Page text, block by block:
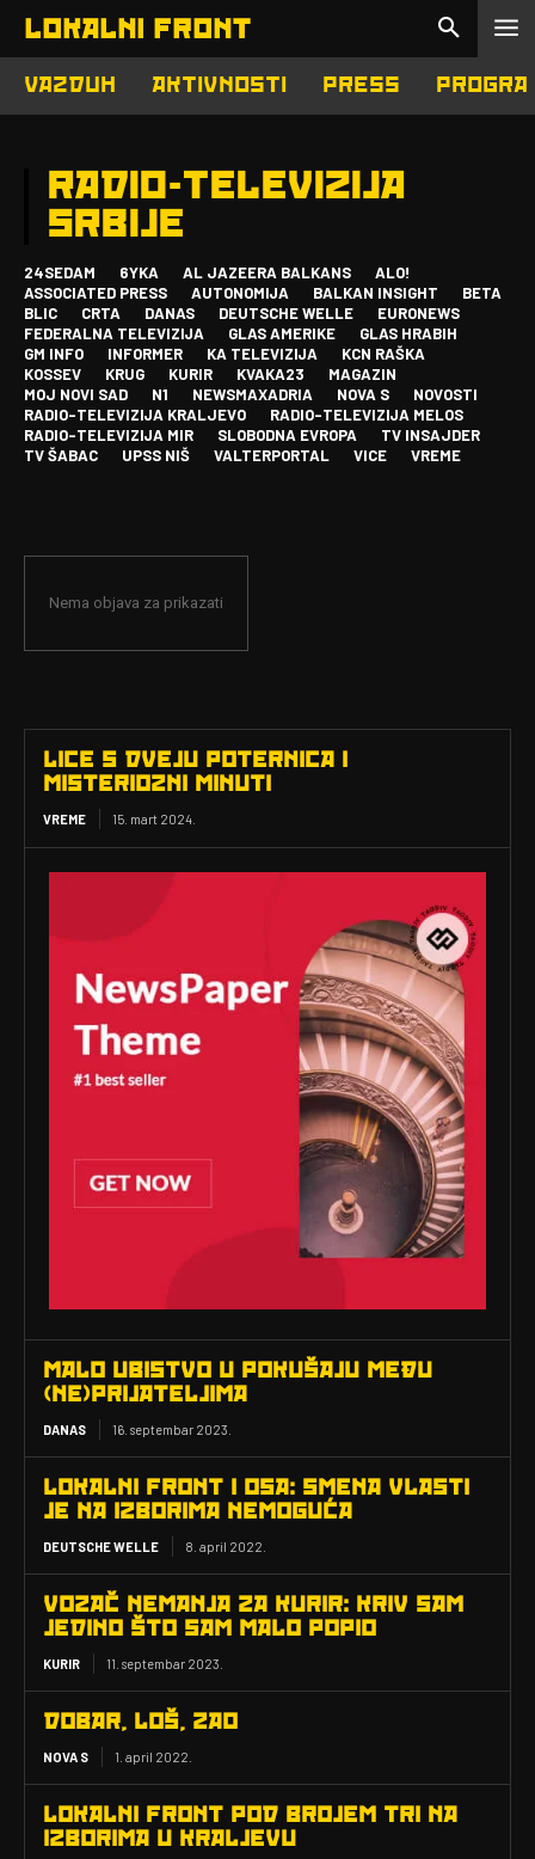
LOKALNI FRONT
VAZDUH AKTIVNOSTI PRESS
RADIO-TELEVIZIJA
SRBIJE
24SEDAM 6YKA AL JAZEERA BALKANS
ALO!
ASSOCIATED PRESS
AUTONOMIJA BALKAN INSIGHT
BETA
BLIC
CRTA DANAS DEUTSCHE WELLE
EURONEWS
FEDERALNA TELEVIZIJA
GLAS AMERIKE
GLAS HRABIH
GM INFO
INFORMER KA TELEVIZIJA
KCN RAŠKA
KOSSEV
KRUG KURIR KVAKA23
MAGAZIN
MOJ NOVI SAD
N1 NEWSMAXADRIA NOVA S
NOVOSTI
RADIO-TELEVIZIJA KRALJEVO
RADIO-TELEVIZIJA MELOS
RADIO-TELEVIZIJA MIR
SLOBODNA EVROPA
TV INSAJDER
TV ŠABAC
UPSS NIŠ VALTERPORTAL VICE VREME
Nema objava za prikazati
LICE S DVEJU POTERNICA I
MISTERIOZNI MINUTI
VREME 15. mart 2024.
MALO UBISTVO U POKUŠAJU MEĐU
(NE)PRIJATELJIMA
DANAS 16. septembar 2023.
LOKALNI FRONT I OSA: SMENA VLASTI
JE NA IZBORIMA NEMOGUĆA
DEUTSCHE WELLE 8. april 2022.
VOZAČ NEMANJA ZA KURIR: KRIV SAM
JEDINO ŠTO SAM MALO POPIO
KURIR 11. septembar 2023.
DOBAR, LOŠ, ZAO
NOVA S 1. april 2022.
LOKALNI FRONT POD BROJEM TRI NA
IZBORIMA U KRALJEVU